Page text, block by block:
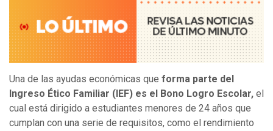
Una de las ayudas económicas que forma parte del
Ingreso Ético Familiar (IEF) es el Bono Logro Escolar, el
cual está dirigido a estudiantes menores de 24 años que
cumplan con una serie de requisitos, como el rendimiento